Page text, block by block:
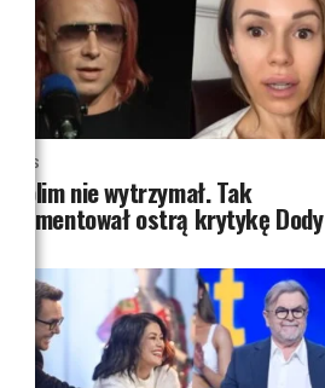
NEWS
Skolim nie wytrzymał. Tak
skomentował ostrą krytykę Dody